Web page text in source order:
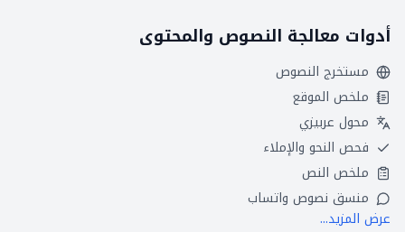
أدوات معالجة النصوص والمحتوى
مستخرج النصوص
ملخص الموقع
محول عربيزي
فحص النحو والإملاء
ملخص النص
منسق نصوص واتساب
عرض المزيد...